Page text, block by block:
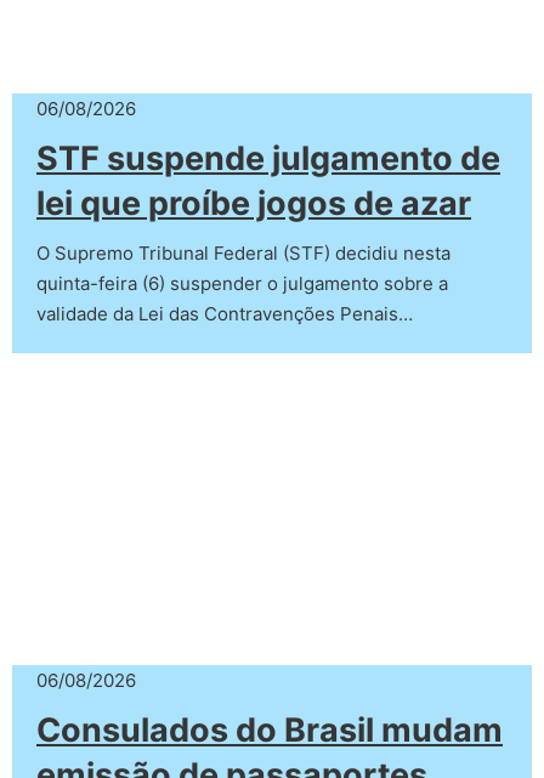
06/08/2026
STF suspende julgamento de
lei que proíbe jogos de azar
O Supremo Tribunal Federal (STF) decidiu nesta
quinta-feira (6) suspender o julgamento sobre a
validade da Lei das Contravenções Penais…
06/08/2026
Consulados do Brasil mudam